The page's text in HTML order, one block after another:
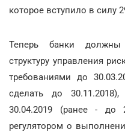
которое вступило в силу
Теперь банки должны
структуру управления
требованиями до
сделать до
30.04.2019 (ранее - до
регулятором о